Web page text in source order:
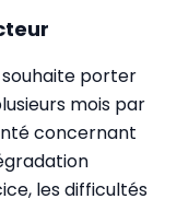
souhaite porter
mois par
concernant
les difficultés